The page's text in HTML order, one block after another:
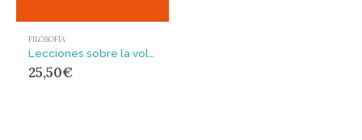
FILOSOFÍA
25,50€